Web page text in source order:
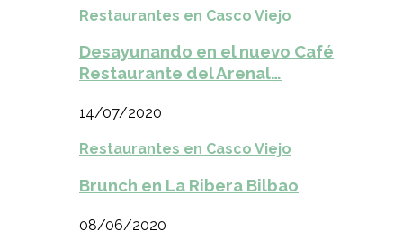
Restaurantes en Casco Viejo
Desayunando en el nuevo Café
Restaurante del Arenal…
14/07/2020
Restaurantes en Casco Viejo
Brunch en La Ribera Bilbao
08/06/2020